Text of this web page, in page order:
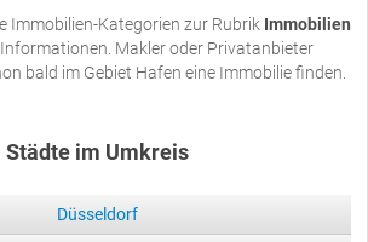
Immobilien-Kategorien zur Rubrik Immobilien
Makler oder Privatanbieter
bald im Gebiet Hafen eine Immobilie finden.
Städte im Umkreis
Düsseldorf